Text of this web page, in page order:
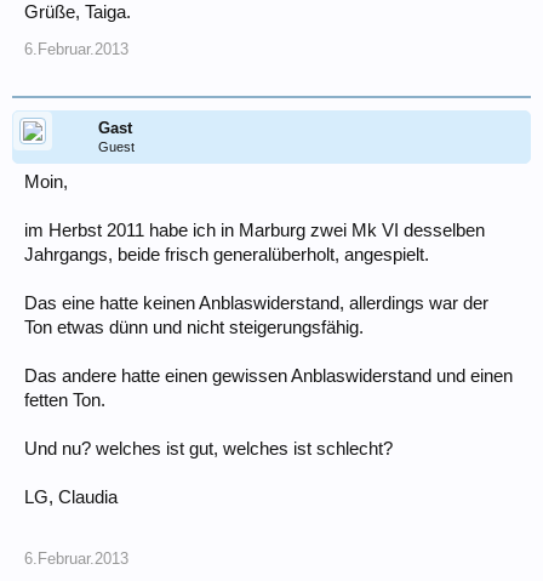
Grüße, Taiga.
6.Februar.2013
Gast
Guest
Moin,
im Herbst 2011 habe ich in Marburg zwei Mk VI desselben
Jahrgangs, beide frisch generalüberholt, angespielt.
Das eine hatte keinen Anblaswiderstand, allerdings war der
Ton etwas dünn und nicht steigerungsfähig.
Das andere hatte einen gewissen Anblaswiderstand und einen
fetten Ton.
Und nu? welches ist gut, welches ist schlecht?
LG, Claudia
6.Februar.2013